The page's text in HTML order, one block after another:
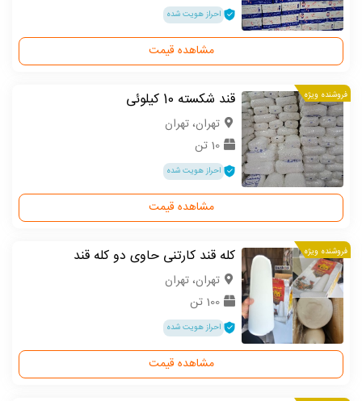
احراز هویت شده
مشاهده قیمت
فروشنده ویژه قند شکسته 10 کیلوئی
تهران، تهران
10 تن
احراز هویت شده
مشاهده قیمت
فروشنده ویژه کله قند کارتنی حاوی دو کله قند
تهران، تهران
100 تن
احراز هویت شده
مشاهده قیمت